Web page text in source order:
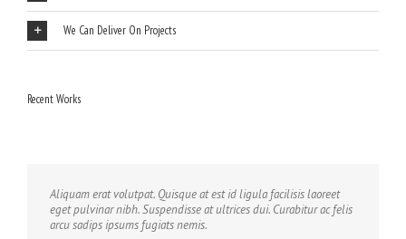
We Can Deliver On Projects
Recent Works
Aliquam erat volutpat. Quisque at est id ligula facilisis laoreet
eget pulvinar nibh. Suspendisse at ultrices dui. Curabitur ac felis
arcu sadips ipsums fugiats nemis.